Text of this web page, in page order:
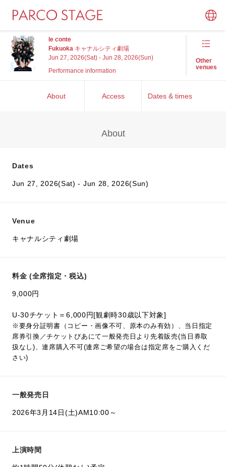
le conte
Fukuoka キャナルシティ劇場
Jun 27, 2026(Sat) - Jun 28, 2026(Sun)
Performance information
Other
venues
About Access Dates & times
About
Dates
Jun 27, 2026(Sat) - Jun 28, 2026(Sun)
Venue
キャナルシティ劇場
料金 (全席指定・税込)
9,000円
U-30チケット＝6,000円[観劇時30歳以下対象]
※要身分証明書（コピー・画像不可、原本のみ有効）、当日指定
席券引換／チケットぴあにて一般発売日より先着販売(当日券取
扱なし)、連席購入不可(連席ご希望の場合は指定席をご購入くだ
さい)
一般発売日
2026年3月14日(土)AM10:00～
上演時間